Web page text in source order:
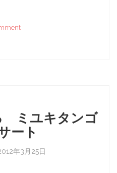
ミユキタンゴ
ート
年3月25日